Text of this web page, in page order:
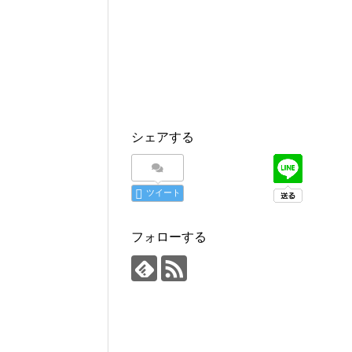
シェアする
ツイート
フォローする